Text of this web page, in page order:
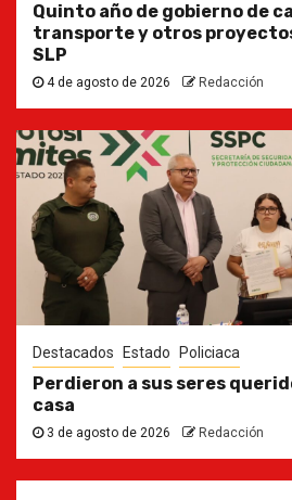
Quinto año de gobierno de
transporte y otros
SLP
4 de agosto de 2026 Redacción
Destacados Estado Policiaca
Perdieron a sus seres
casa
3 de agosto de 2026 Redacción